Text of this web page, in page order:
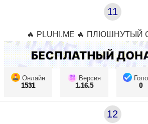
11
🔥 PLUHI.ME 🔥 ПЛЮШНУТЫЙ
Онлайн
1531
Версия
1.16.5
0
12